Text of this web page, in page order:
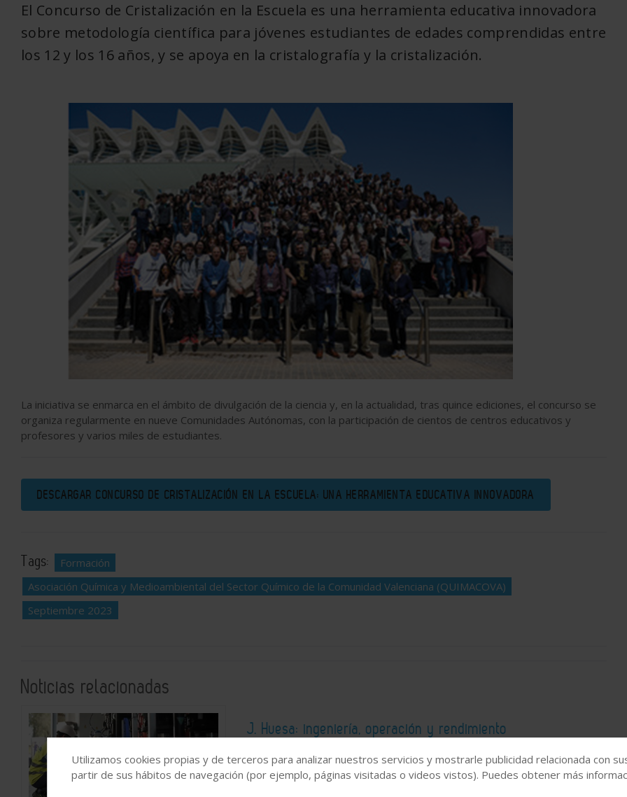
El Concurso de Cristalización en la Escuela es una herramienta educativa innovadora
sobre metodología científica para jóvenes estudiantes de edades comprendidas entre
los 12 y los 16 años, y se apoya en la cristalografía y la cristalización.
La iniciativa se enmarca en el ámbito de divulgación de la ciencia y, en la actualidad, tras quince ediciones, el concurso se
organiza regularmente en nueve Comunidades Autónomas, con la participación de cientos de centros educativos y
profesores y varios miles de estudiantes.
DESCARGAR CONCURSO DE CRISTALIZACIÓN EN LA ESCUELA: UNA HERRAMIENTA EDUCATIVA INNOVADORA
Tags:
Formación
Asociación Química y Medioambiental del Sector Químico de la Comunidad Valenciana (QUIMACOVA)
Septiembre 2023
Noticias relacionadas
J. Huesa: ingeniería, operación y rendimiento
2026-08-05
Utilizamos cookies propias y de terceros para analizar nuestros servicios y mostrarle publicidad relacionada con
partir de sus hábitos de navegación (por ejemplo, páginas visitadas o videos vistos). Puedes obtener más